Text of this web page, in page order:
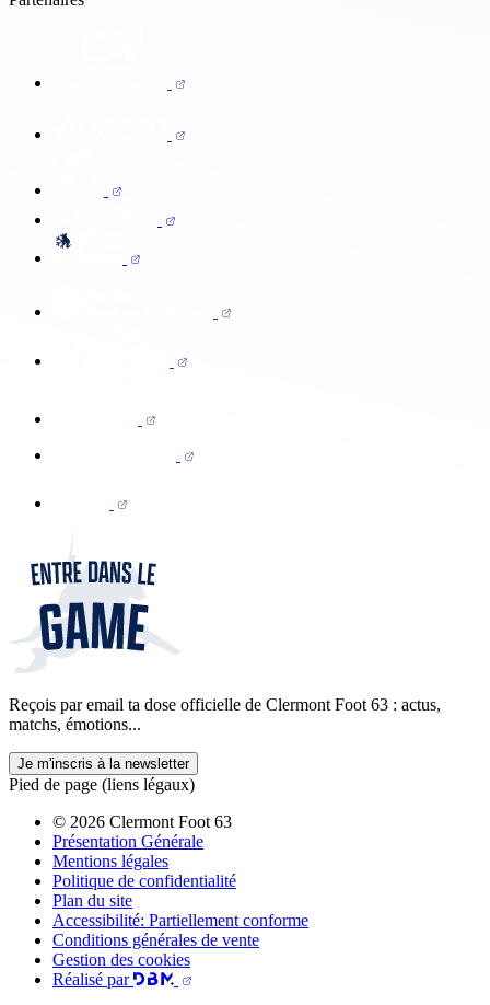
Reçois par email ta dose officielle de Clermont Foot 63 : actus,
matchs, émotions...
Je m'inscris à la newsletter
Pied de page (liens légaux)
© 2026 Clermont Foot 63
Présentation Générale
Mentions légales
Politique de confidentialité
Plan du site
Accessibilité: Partiellement conforme
Conditions générales de vente
Gestion des cookies
Réalisé par